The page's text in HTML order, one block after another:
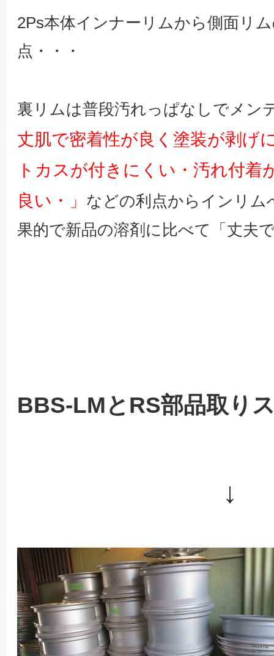
2Ps本体インナーリムから側面リ
点・・・
裏リムは普段汚れっぱなしでメン
丈肌で密着性が良く塗装が剥げ
トカスが付きにくい・汚れ付
良い・」
などの利点からインリム
果的で新品の溶剤に比べて「丈夫
BBS-LMとRS部品取り
↓